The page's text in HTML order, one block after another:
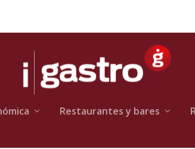
Restaurantes y bares